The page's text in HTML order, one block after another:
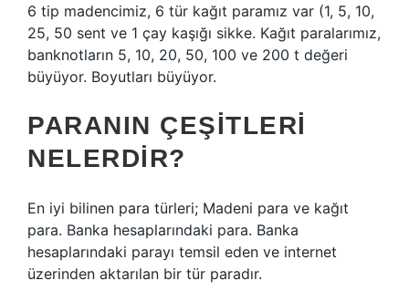
6 tip madencimiz, 6 tür kağıt paramız var (1, 5, 10,
25, 50 sent ve 1 çay kaşığı sikke. Kağıt paralarımız,
banknotların 5, 10, 20, 50, 100 ve 200 t değeri
büyüyor. Boyutları büyüyor.
PARANIN ÇEŞITLERI
NELERDIR?
En iyi bilinen para türleri; Madeni para ve kağıt
para. Banka hesaplarındaki para. Banka
hesaplarındaki parayı temsil eden ve internet
üzerinden aktarılan bir tür paradır.